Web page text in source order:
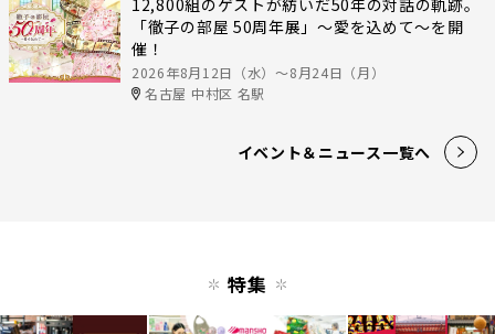
「徹子の部屋 50周年展」～愛を込めて～を開
催！
2026年8月12日（水）〜8月24日（月）
名古屋 中村区 名駅
イベント＆ニュース一覧へ
特集